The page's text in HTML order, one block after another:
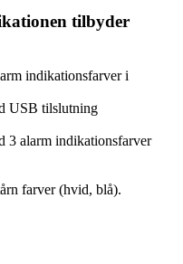
tilbyder
indikationsfarver i
USB tilslutning
3 alarm indikationsfarver
farver (hvid, blå).